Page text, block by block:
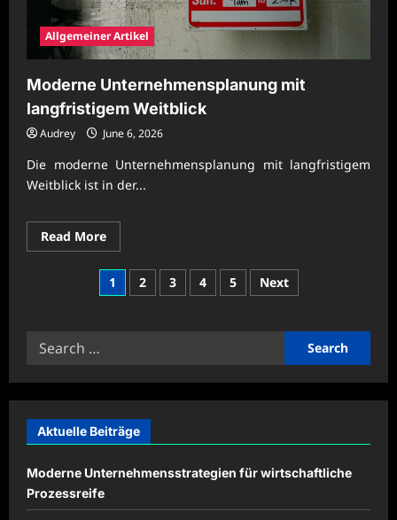
Allgemeiner Artikel
Moderne Unternehmensplanung mit
langfristigem Weitblick
Audrey June 6, 2026
Die moderne Unternehmensplanung mit langfristigem
Weitblick ist in der...
Read MoreRead
more
Moderne
Unternehmensplanung
mit
Posts
1 2 3 4 5 Next
Search
Aktuelle Beiträge
Moderne Unternehmensstrategien für wirtschaftliche
Prozessreife